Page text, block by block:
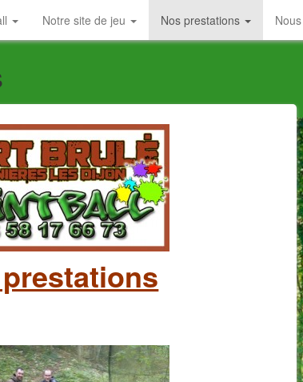
Notre site de jeu Nos prestations